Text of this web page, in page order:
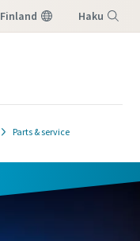
Finland Haku
Parts & service